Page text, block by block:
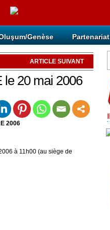
Genèse Partenariat
ARTICLE SUIVANT
le 20 mai 2006
2006
à 11h00 (au siège de